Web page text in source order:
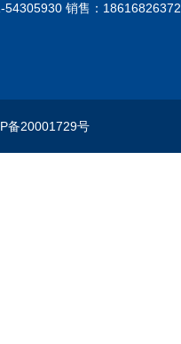
54305930 销售：18616826372
备20001729号